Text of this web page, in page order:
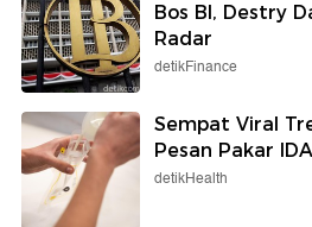
Bos BI, Destry
Radar
detikFinance
Sempat Viral
Pesan Pakar
detikHealth